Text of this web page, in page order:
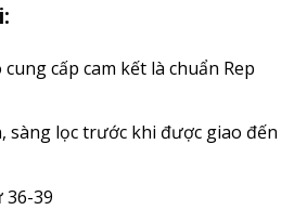
cấp cam kết là chuẩn Rep
sàng lọc trước khi được giao đến
36-39